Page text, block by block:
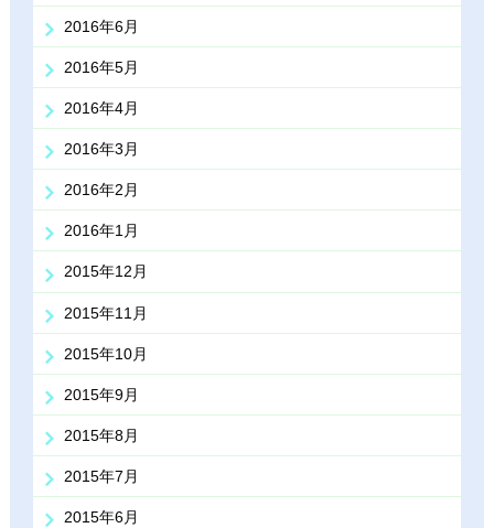
2016年6月
2016年5月
2016年4月
2016年3月
2016年2月
2016年1月
2015年12月
2015年11月
2015年10月
2015年9月
2015年8月
2015年7月
2015年6月